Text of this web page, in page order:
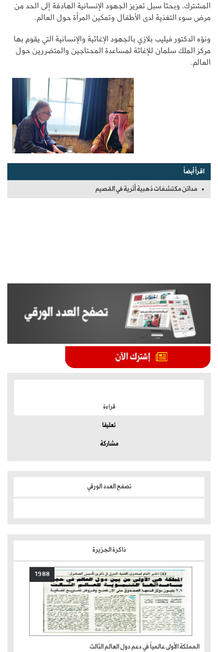
المشترك، وبحثا سبل تعزيز الجهود الإنسانية الهادفة إلى الحد من
مرض سوء التغذية لدى الأطفال وتمكين المرأة حول العالم.
ونوّه الدكتور فيليب بلازي بالجهود الإغاثية والإنسانية التي يقوم بها
مركز الملك سلمان للإغاثة لمساعدة المحتاجين والمتضررين حول
العالم.
اقرأ أيضاً
مدائن مكتشفات ذهبية أثرية في القصيم
قراءة
تعليقا
مشاركة
تصفح العدد الورقي
ذاكرة الجزيرة
1988
المملكة الأولى عالمياً في دعم دول العالم الثالث